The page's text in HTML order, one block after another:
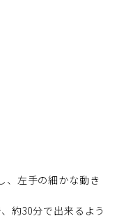
、左手の細かな動き
約30分で出来るよう